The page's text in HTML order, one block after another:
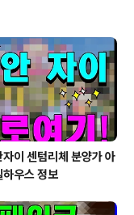
함
났
자이 센텀리체 분양가 아
하우스 정보